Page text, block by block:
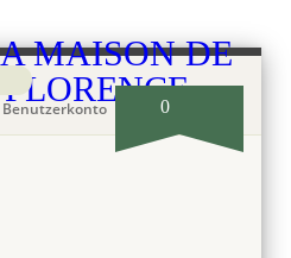
Benutzerkonto 0